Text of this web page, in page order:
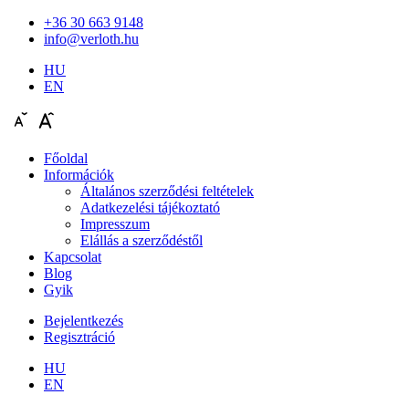
+36 30 663 9148
info@verloth.hu
HU
EN
Főoldal
Információk
Általános szerződési feltételek
Adatkezelési tájékoztató
Impresszum
Elállás a szerződéstől
Kapcsolat
Blog
Gyik
Bejelentkezés
Regisztráció
HU
EN